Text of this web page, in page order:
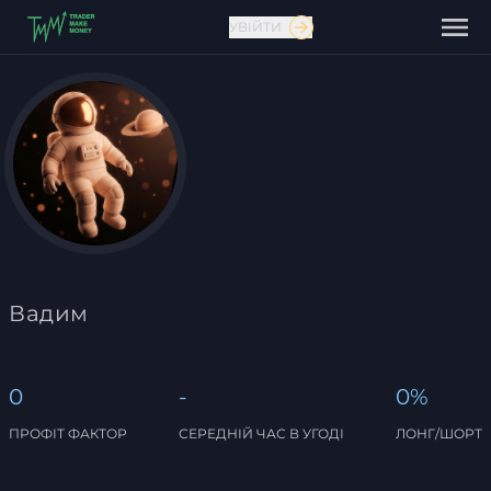
Зв'язатися з нами
УВІЙТИ
Вадим
0
ПРОФІТ ФАКТОР
-
СЕРЕДНІЙ ЧАС В УГОДІ
0%
ЛОНГ/ШОРТ